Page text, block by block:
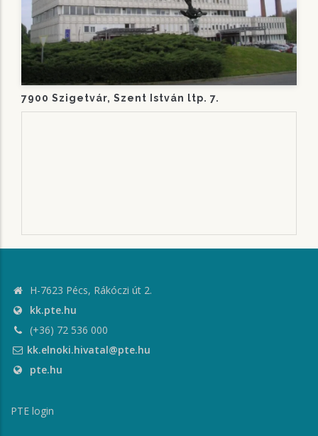
7900 Szigetvár, Szent István ltp. 7.
H-7623 Pécs, Rákóczi út 2.
kk.pte.hu
(+36) 72 536 000
kk.elnoki.hivatal@pte.hu
pte.hu
PTE login